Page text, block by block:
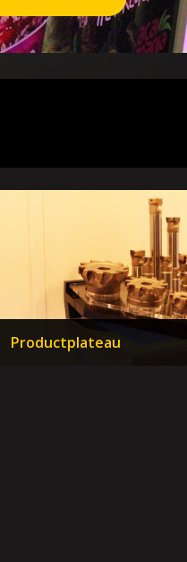
Productplateau